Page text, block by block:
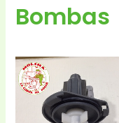
Bombas